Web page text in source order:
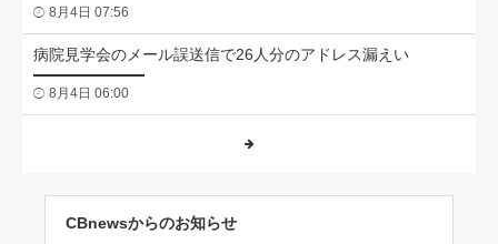
8月4日 07:56
病院見学会のメール誤送信で26人分のアドレス漏えい
8月4日 06:00
CBnewsからのお知らせ